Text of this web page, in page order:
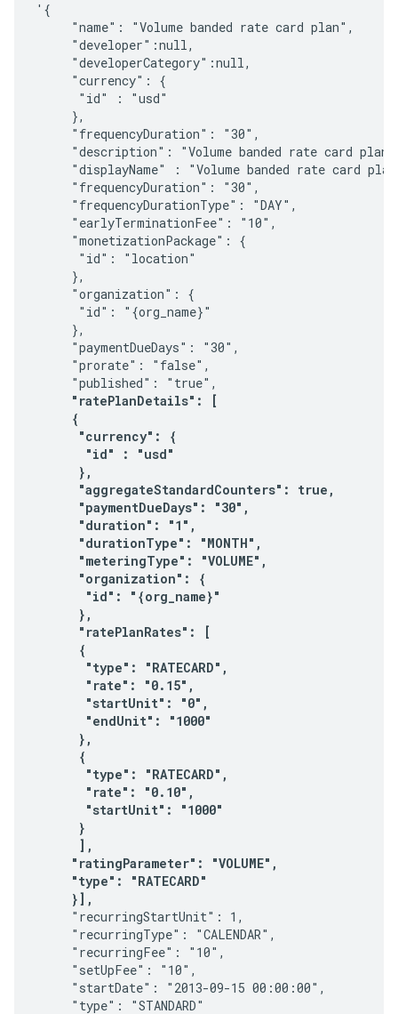
'{
     "name": "Volume banded rate card plan",
     "developer":null,
     "developerCategory":null,
     "currency": {
      "id" : "usd"
     },
     "frequencyDuration": "30",
"description": "Volume banded rate card
"displayName" : "Volume banded rate card
     "frequencyDuration": "30",
     "frequencyDurationType": "DAY",
     "earlyTerminationFee": "10",
     "monetizationPackage": {
      "id": "location"
     },
     "organization": {
      "id": "{org_name}"
     },
     "paymentDueDays": "30",
     "prorate": "false",
     "published": "true",
"ratePlanDetails": [
     {
      "currency": {
       "id" : "usd"
      },
      "aggregateStandardCounters": true,
      "paymentDueDays": "30",
      "duration": "1",
      "durationType": "MONTH",
      "meteringType": "VOLUME",
      "organization": {
       "id": "{org_name}"
      },
      "ratePlanRates": [
      {
       "type": "RATECARD",
       "rate": "0.15",
       "startUnit": "0",
       "endUnit": "1000"
      },
      {
       "type": "RATECARD",
       "rate": "0.10",
       "startUnit": "1000"
      }
      ],
     "ratingParameter": "VOLUME",
     "type": "RATECARD"
     }],
     "recurringStartUnit": 1,
     "recurringType": "CALENDAR",
     "recurringFee": "10",
     "setUpFee": "10",
     "startDate": "2013-09-15 00:00:00",
     "type": "STANDARD"